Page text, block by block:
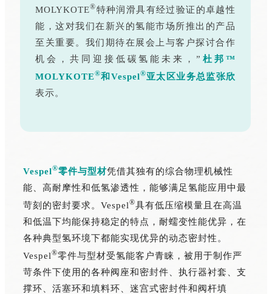
MOLYKOTE®特种润滑具有经过验证的卓越性
能，这对我们在新兴的氢能市场所推出的产品
至关重要。我们期待在展会上与客户探讨合作
机会，共同迎接低碳氢能未来，” 杜邦™
MOLYKOTE®和Vespel®亚太区业务总监张欣
表示。
Vespel®零件与型材凭借其独有的综合物理机械性
能、高耐摩性和低氢渗透性，能够满足氢能应用中最
苛刻的密封要求。Vespel®具有低压缩模量且在高温
和低温下均能保持稳定的特点，耐蠕变性能优异，在
各种典型氢环境下都能实现优异的动态密封性。
Vespel®零件与型材受氢能客户青睐，被用于制作严
苛条件下使用的各种阀座和密封件、执行器衬套、支
撑环、活塞环和填料环、迷宫式密封件和阀杆填